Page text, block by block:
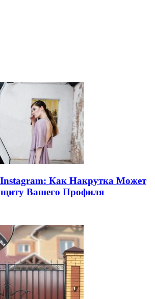
Instagram: Как Накрутка Может
Вашего Профиля